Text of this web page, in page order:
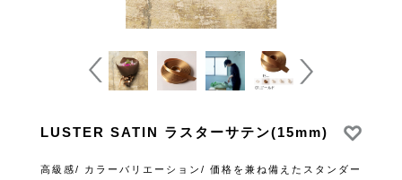
LUSTER SATIN ラスターサテン(15mm)
高級感/ カラーバリエーション/ 価格を兼ね備えたスタンダー